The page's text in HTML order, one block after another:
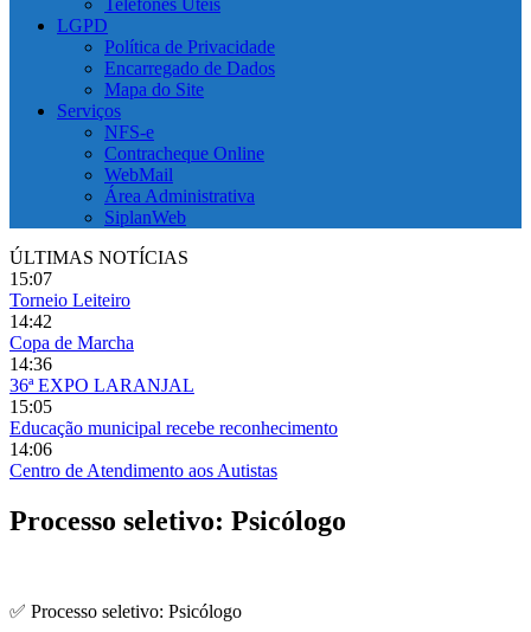
Telefones Úteis
LGPD
Política de Privacidade
Encarregado de Dados
Mapa do Site
Serviços
NFS-e
Contracheque Online
WebMail
Área Administrativa
SiplanWeb
ÚLTIMAS NOTÍCIAS
15:07
Torneio Leiteiro
14:42
Copa de Marcha
14:36
36ª EXPO LARANJAL
15:05
Educação municipal recebe reconhecimento
14:06
Centro de Atendimento aos Autistas
Processo seletivo: Psicólogo
✅ Processo seletivo: Psicólogo